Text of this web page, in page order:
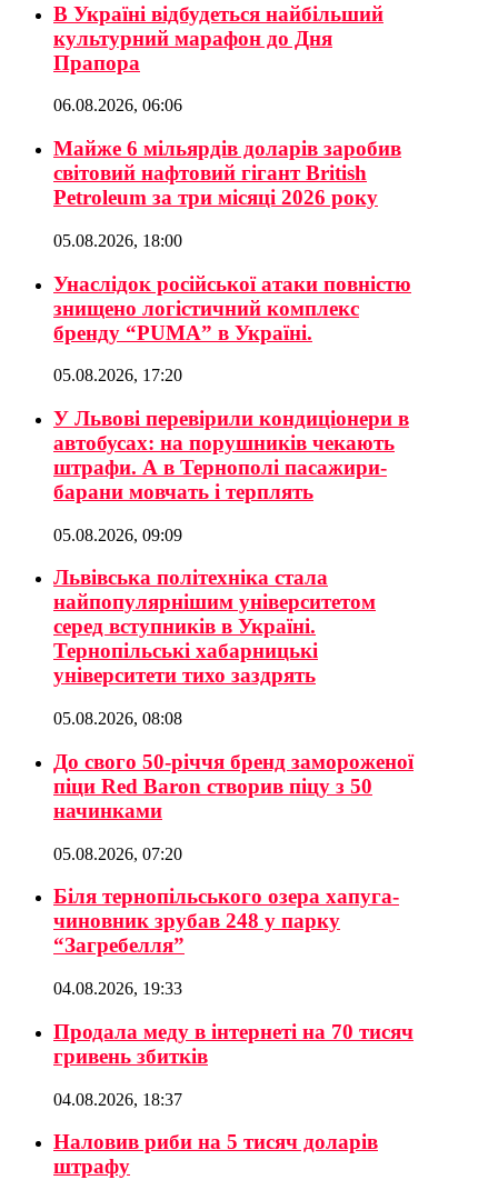
В Україні відбудеться найбільший
культурний марафон до Дня
Прапора
06.08.2026, 06:06
Майже 6 мільярдів доларів заробив
світовий нафтовий гігант British
Petroleum за три місяці 2026 року
05.08.2026, 18:00
Унаслідок російської атаки повністю
знищено логістичний комплекс
бренду “PUMA” в Україні.
05.08.2026, 17:20
У Львові перевірили кондиціонери в
автобусах: на порушників чекають
штрафи. А в Тернополі пасажири-
барани мовчать і терплять
05.08.2026, 09:09
Львівська політехніка стала
найпопулярнішим університетом
серед вступників в Україні.
Тернопільські хабарницькі
університети тихо заздрять
05.08.2026, 08:08
До свого 50-річчя бренд замороженої
піци Red Baron створив піцу з 50
начинками
05.08.2026, 07:20
Біля тернопільського озера хапуга-
чиновник зрубав 248 у парку
“Загребелля”
04.08.2026, 19:33
Продала меду в інтернеті на 70 тисяч
гривень збитків
04.08.2026, 18:37
Наловив риби на 5 тисяч доларів
штрафу